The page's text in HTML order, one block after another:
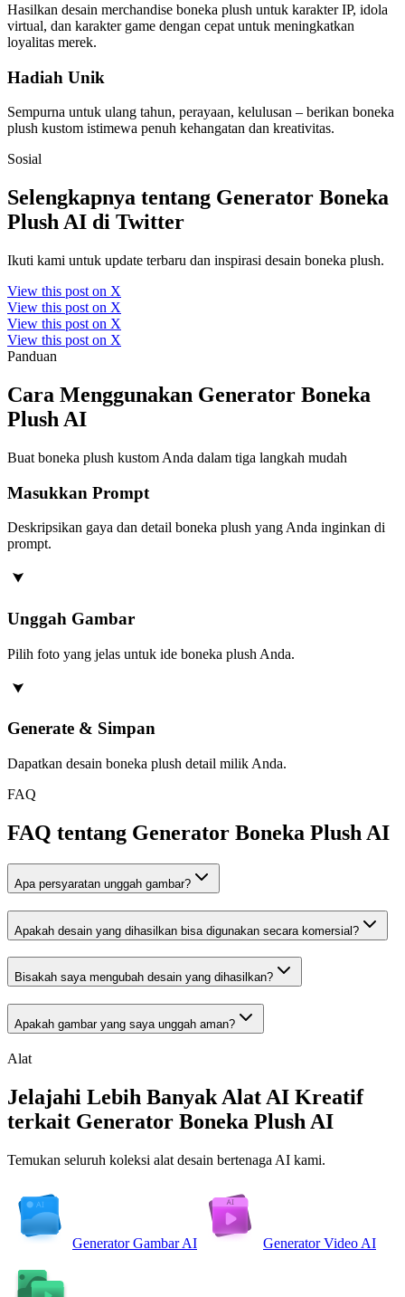
Hasilkan desain merchandise boneka plush untuk karakter IP, idola
virtual, dan karakter game dengan cepat untuk meningkatkan
loyalitas merek.
Hadiah Unik
Sempurna untuk ulang tahun, perayaan, kelulusan – berikan boneka
plush kustom istimewa penuh kehangatan dan kreativitas.
Sosial
Selengkapnya tentang Generator Boneka
Plush AI di Twitter
Ikuti kami untuk update terbaru dan inspirasi desain boneka plush.
View this post on X
View this post on X
View this post on X
View this post on X
Panduan
Cara Menggunakan Generator Boneka
Plush AI
Buat boneka plush kustom Anda dalam tiga langkah mudah
Masukkan Prompt
Deskripsikan gaya dan detail boneka plush yang Anda inginkan di
prompt.
Unggah Gambar
Pilih foto yang jelas untuk ide boneka plush Anda.
Generate & Simpan
Dapatkan desain boneka plush detail milik Anda.
FAQ
FAQ tentang Generator Boneka Plush AI
Apa persyaratan unggah gambar?
Apakah desain yang dihasilkan bisa digunakan secara komersial?
Bisakah saya mengubah desain yang dihasilkan?
Apakah gambar yang saya unggah aman?
Alat
Jelajahi Lebih Banyak Alat AI Kreatif
terkait Generator Boneka Plush AI
Temukan seluruh koleksi alat desain bertenaga AI kami.
Generator Gambar AI Generator Video AI